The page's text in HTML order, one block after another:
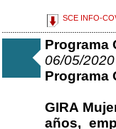
SCE INFO-
Programa
06/05/2020
Programa
GIRA
años,